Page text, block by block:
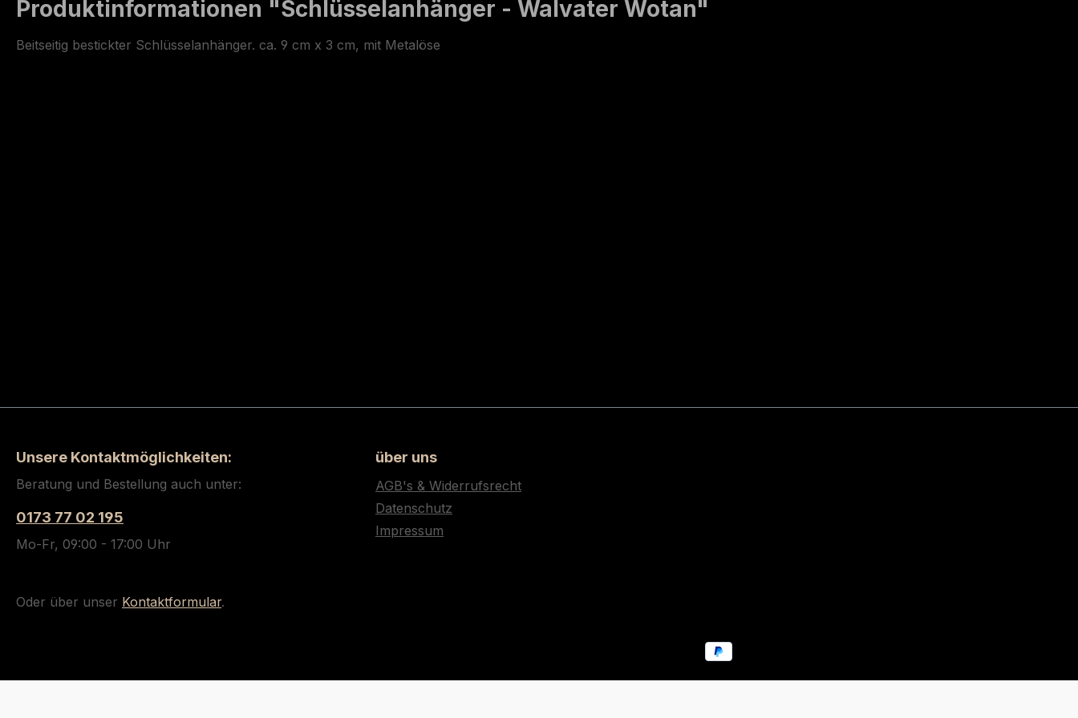
Produktinformationen "Schlüsselanhänger - Walvater Wotan"
Beitseitig bestickter Schlüsselanhänger. ca. 9 cm x 3 cm, mit Metalöse
Unsere Kontaktmöglichkeiten:
Beratung und Bestellung auch unter:
0173 77 02 195
Mo-Fr, 09:00 - 17:00 Uhr
Oder über unser Kontaktformular.
über uns
AGB's & Widerrufsrecht
Datenschutz
Impressum